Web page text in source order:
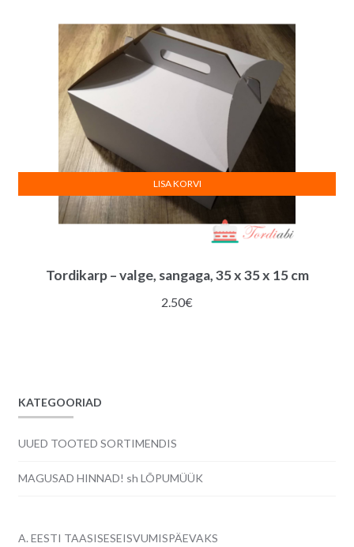
Tordikarp – valge, sangaga, 35 x 35 x 15 cm
2.50€
LISA KORVI
KATEGOORIAD
UUED TOOTED SORTIMENDIS
MAGUSAD HINNAD! sh LÕPUMÜÜK
A. EESTI TAASISESEISVUMISPÄEVAKS